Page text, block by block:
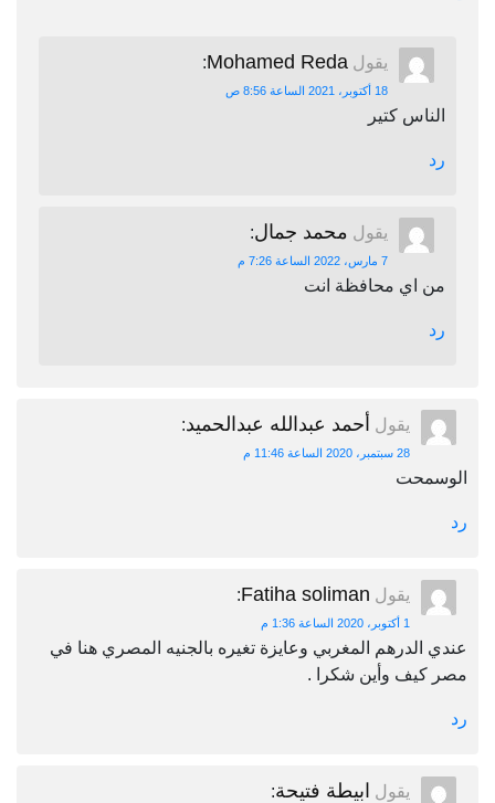
يقول Mohamed Reda
:
18 أكتوبر، 2021 الساعة 8:56 ص
الناس كتير
رد
يقول محمد جمال:
7 مارس، 2022 الساعة 7:26 م
من اي محافظة انت
رد
يقول أحمد عبدالله عبدالحميد:
28 سبتمبر، 2020 الساعة 11:46 م
الوسمحت
رد
يقول Fatiha soliman
:
1 أكتوبر، 2020 الساعة 1:36 م
عندي الدرهم المغربي وعايزة تغيره بالجنيه المصري هنا في
مصر كيف وأين شكرا .
رد
يقول ابيطة فتيحة: